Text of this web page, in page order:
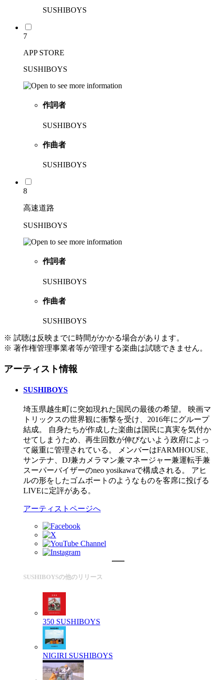
SUSHIBOYS
7
APP STORE
SUSHIBOYS
作詞者
SUSHIBOYS
作曲者
SUSHIBOYS
8
高速道路
SUSHIBOYS
作詞者
SUSHIBOYS
作曲者
SUSHIBOYS
※ 試聴は反映までに時間がかかる場合があります。
※ 著作権管理事業者等が管理する楽曲は試聴できません。
アーティスト情報
SUSHIBOYS
埼玉県越生町に突如現れた国民の最後の希望。 映画マ
トリックスの世界観に衝撃を受け、2016年にグループ
結成。 自身たちが作成した楽曲は国民に真実を気付か
せてしまうため、再生回数が伸びないよう政府によっ
て厳重に管理されている。 メンバーはFARMHOUSE、
サンテナ、DJ兼カメラマン兼マネージャー兼運転手兼
スーパーバイザーのneo yosikawaで構成される。 アヒ
ルの形をしたゴムボートのようなものを客席に投げる
LIVEに定評がある。
アーティストページへ
SUSHIBOYSの他のリリース
350 SUSHIBOYS
NIGIRI SUSHIBOYS